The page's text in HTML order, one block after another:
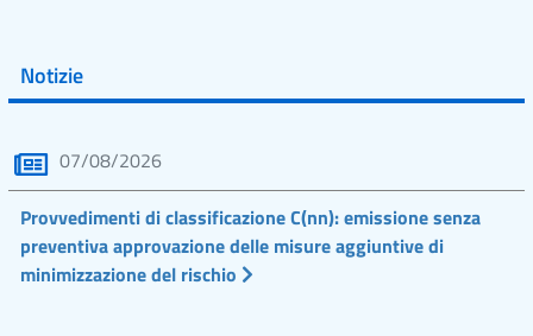
Notizie
07/08/2026
Provvedimenti di classificazione C(nn): emissione senza
preventiva approvazione delle misure aggiuntive di
minimizzazione del rischio